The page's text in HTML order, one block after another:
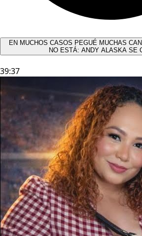
EN MUCHOS CASOS PEGUÉ MUCHAS
NO ESTÁ: ANDY ALASKA SE
39:37